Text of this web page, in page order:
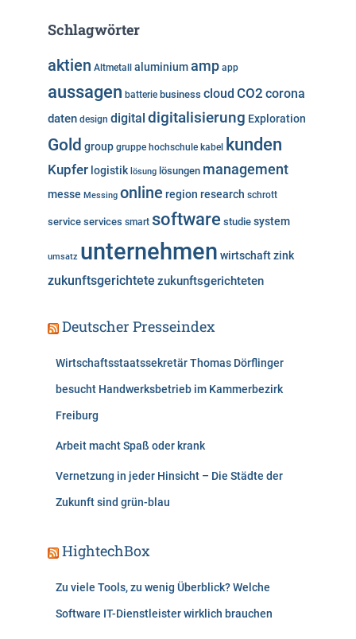
g
r
i
n
Schlagwörter
aktien Altmetall aluminiumamp app
aussagen batterie business cloud CO2 corona
daten design digital digitalisierung Exploration
Gold group gruppe hochschule kabel kunden
Kupfer logistik lösung lösungen management
messe Messing online region research schrott
service services smart software studie system
umsatz unternehmen wirtschaftzink
zukunftsgerichtete zukunftsgerichteten
Deutscher Presseindex
Wirtschaftsstaatssekretär Thomas Dörflinger
besucht Handwerksbetrieb im Kammerbezirk
Freiburg
Arbeit macht Spaß oder krank
Vernetzung in jeder Hinsicht – Die Städte der
Zukunft sind grün-blau
HightechBox
Zu viele Tools, zu wenig Überblick? Welche
Software IT-Dienstleister wirklich brauchen